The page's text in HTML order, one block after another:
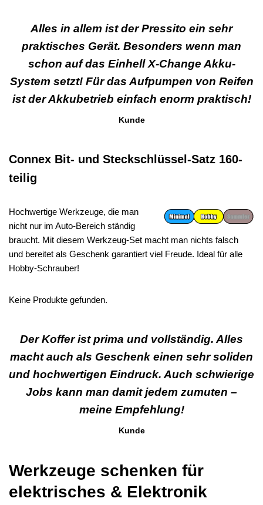
Alles in allem ist der Pressito ein sehr
praktisches Gerät. Besonders wenn man
schon auf das Einhell X-Change Akku-
System setzt! Für das Aufpumpen von Reifen
ist der Akkubetrieb einfach enorm praktisch!
Kunde
Connex Bit- und Steckschlüssel-Satz 160-
teilig
Hochwertige Werkzeuge, die man
nicht nur im Auto-Bereich ständig
braucht. Mit diesem Werkzeug-Set macht man nichts falsch
und bereitet als Geschenk garantiert viel Freude. Ideal für alle
Hobby-Schrauber!
Keine Produkte gefunden.
Der Koffer ist prima und vollständig. Alles
macht auch als Geschenk einen sehr soliden
und hochwertigen Eindruck. Auch schwierige
Jobs kann man damit jedem zumuten –
meine Empfehlung!
Kunde
Werkzeuge schenken für
elektrisches & Elektronik